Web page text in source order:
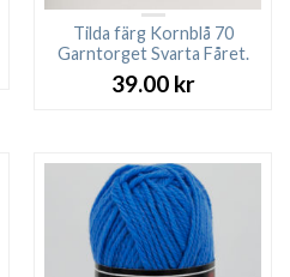
Tilda färg Kornblå 70
Garntorget Svarta Fåret.
39.00 kr